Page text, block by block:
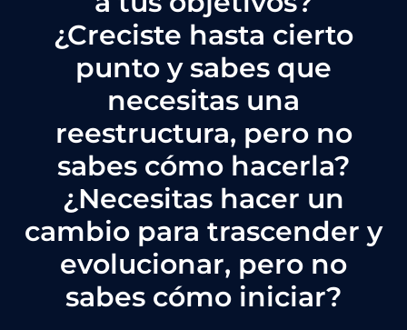
¿Creciste hasta cierto
punto y sabes que
necesitas una
reestructura, pero no
sabes cómo hacerla?
¿Necesitas hacer un
cambio para trascender y
evolucionar, pero no
sabes cómo iniciar?